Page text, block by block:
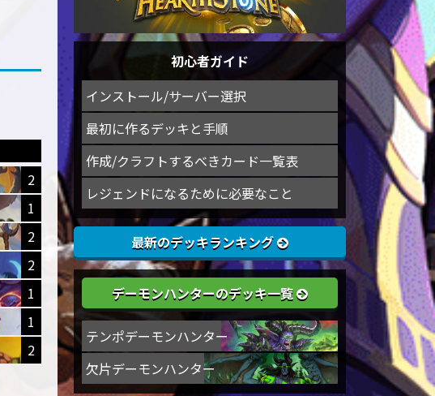
2
1
2
2
1
1
2
初心者ガイド
インストール/サーバー選択
最初に作るデッキと手順
作成/クラフトするべきカード一覧表
レジェンドになるために必要なこと
最新のデッキランキング
デーモンハンターのデッキ一覧
テンポデーモンハンター
欠片デーモンハンター